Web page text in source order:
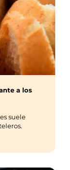
a los
suele